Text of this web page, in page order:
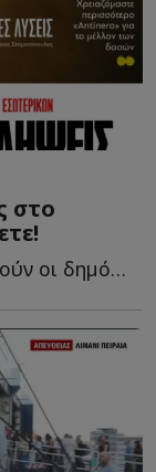
στο
Πώς και από ποιους θα στελεχωθούν οι δηµόσιες υπηρεσίες κ...